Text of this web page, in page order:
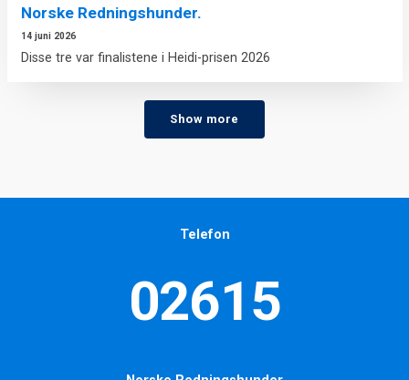
Norske Redningshunder.
14 juni 2026
Disse tre var finalistene i Heidi-prisen 2026
Show more
Telefon
02615